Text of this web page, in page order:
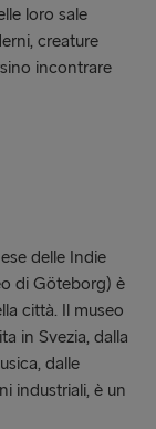
loro sale
creature
incontrare
delle Indie
di Göteborg) è
città. Il museo
in Svezia, dalla
dalle
industriali, è un